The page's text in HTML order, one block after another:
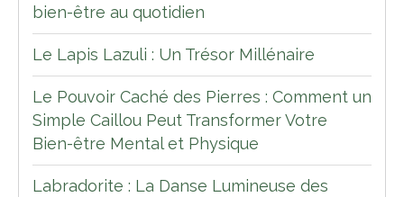
bien-être au quotidien
Le Lapis Lazuli : Un Trésor Millénaire
Le Pouvoir Caché des Pierres : Comment un
Simple Caillou Peut Transformer Votre
Bien-être Mental et Physique
Labradorite : La Danse Lumineuse des